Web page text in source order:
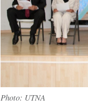
Photo: UTNA